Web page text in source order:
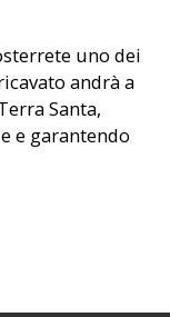
uno dei
andrà a
Santa,
e garantendo